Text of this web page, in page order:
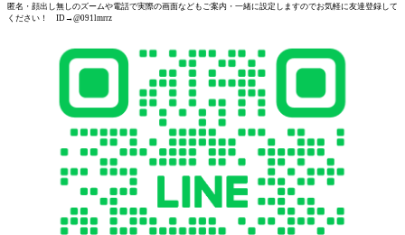
匿名・顔出し無しのズームや電話で実際の画面などもご案内・一緒に設定しますのでお気軽に友達登録して
ください！ ID→@091lmrrz